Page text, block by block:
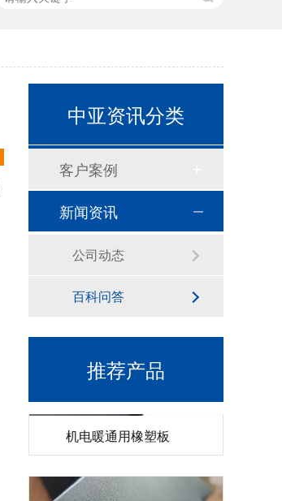
中亚资讯分类
客户案例
新闻资讯
公司动态
百科问答
推荐产品
建筑通风用橡塑保温板
机电暖通用橡塑板